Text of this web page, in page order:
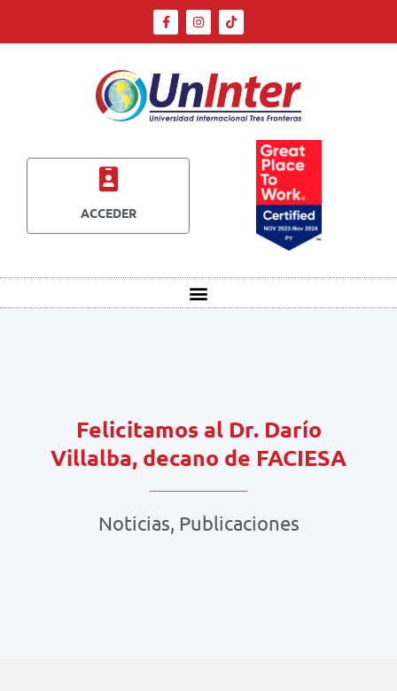
ACCEDER
Felicitamos al Dr. Darío
Villalba, decano de FACIESA
Noticias, Publicaciones